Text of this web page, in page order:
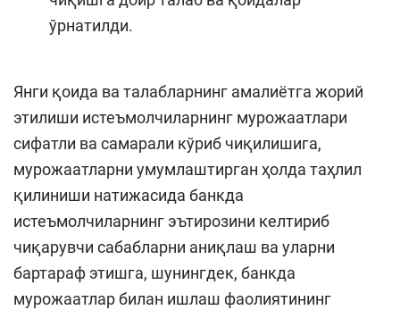
ўрнатилди.
Янги қоида ва талабларнинг амалиётга жорий
этилиши истеъмолчиларнинг мурожаатлари
сифатли ва самарали кўриб чиқилишига,
мурожаатларни умумлаштирган ҳолда таҳлил
қилиниши натижасида банкда
истеъмолчиларнинг эътирозини келтириб
чиқарувчи сабабларни аниқлаш ва уларни
бартараф этишга, шунингдек, банкда
мурожаатлар билан ишлаш фаолиятининг